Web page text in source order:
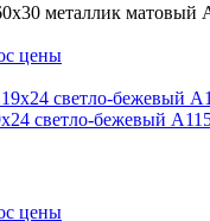
металлик матовый
цены
светло-бежевый
цены